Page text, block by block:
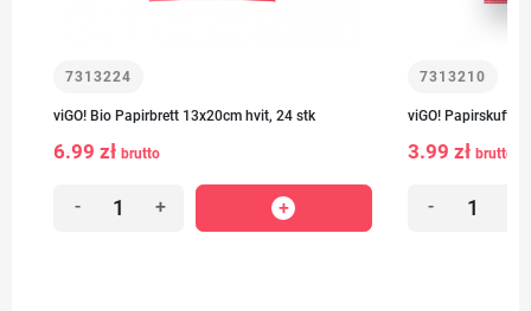
7313224
viGO! Bio Papirbrett 13x20cm hvit, 24 stk
6.99 zł brutto
- +
7313210
viGO! Papirskuffer
3.99 zł brutto
-